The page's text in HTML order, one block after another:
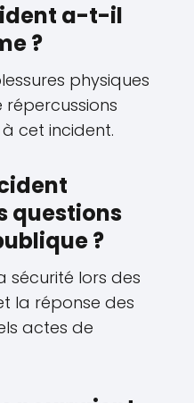
a-t-il
?
physiques
cet incident.
questions
?
sécurité lors des
la réponse des
actes de